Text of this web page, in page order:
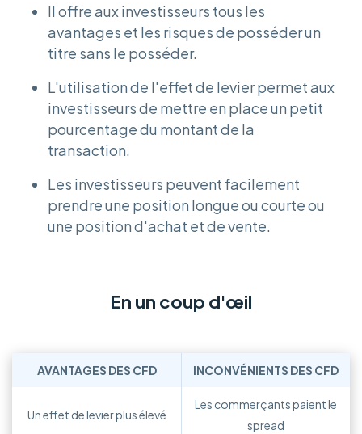
Il offre aux investisseurs tous les
avantages et les risques de posséder un
titre sans le posséder.
L'utilisation de l'effet de levier permet aux
investisseurs de mettre en place un petit
pourcentage du montant de la
transaction.
Les investisseurs peuvent facilement
prendre une position longue ou courte ou
une position d'achat et de vente.
En un coup d'œil
AVANTAGES DES CFD INCONVÉNIENTS DES CFD
Un effet de levier plus élevé
Les commerçants paient le
spread